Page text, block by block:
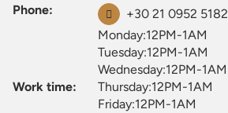
Phone:
+30 21 0952 5182
Work time:
Monday:12PM-1AM
Tuesday:12PM-1AM
Wednesday:12PM-1AM
Thursday:12PM-1AM
Friday:12PM-1AM